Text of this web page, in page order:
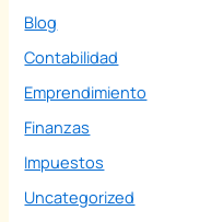
Blog
Contabilidad
Emprendimiento
Finanzas
Impuestos
Uncategorized